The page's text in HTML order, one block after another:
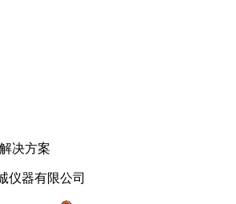
决方案
仪器有限公司